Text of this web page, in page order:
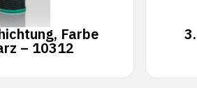
Farbe
– 10312
3.